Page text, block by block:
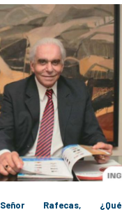
Señor Rafecas, ¿Qué